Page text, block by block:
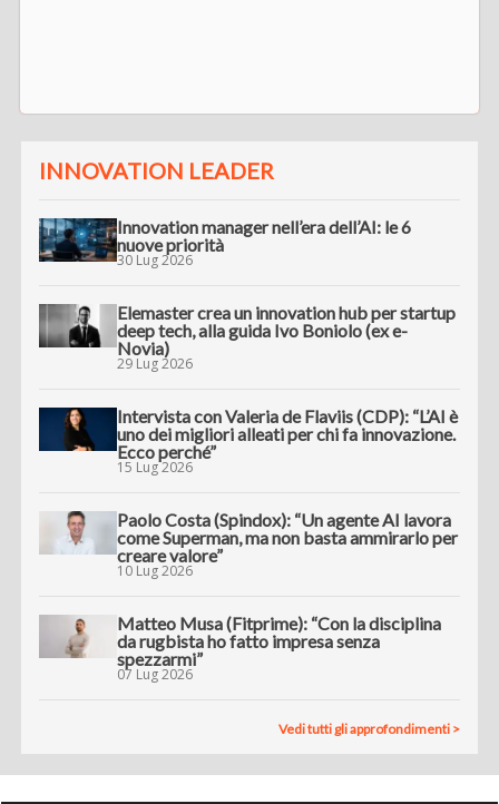
INNOVATION LEADER
Innovation manager nell’era dell’AI: le 6
nuove priorità
30 Lug 2026
Elemaster crea un innovation hub per startup
deep tech, alla guida Ivo Boniolo (ex e-
Novia)
29 Lug 2026
Intervista con Valeria de Flaviis (CDP): “L’AI è
uno dei migliori alleati per chi fa innovazione.
Ecco perché”
15 Lug 2026
Paolo Costa (Spindox): “Un agente AI lavora
come Superman, ma non basta ammirarlo per
creare valore”
10 Lug 2026
Matteo Musa (Fitprime): “Con la disciplina
da rugbista ho fatto impresa senza
spezzarmi”
07 Lug 2026
Vedi tutti gli approfondimenti >